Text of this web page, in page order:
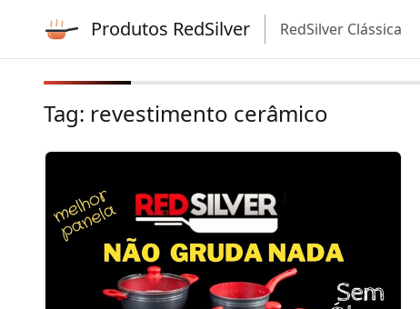
Produtos RedSilver RedSilver Clássica
Tag: revestimento cerâmico